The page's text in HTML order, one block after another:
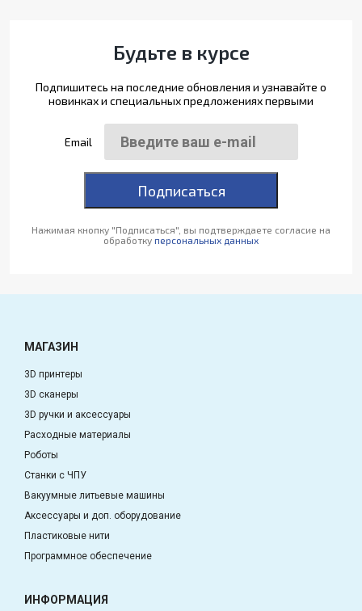
Будьте в курсе
Подпишитесь на последние обновления и узнавайте о
новинках и специальных предложениях первыми
Email
Подписаться
Нажимая кнопку "Подписаться", вы подтверждаете согласие на
обработку персональных данных
МАГАЗИН
3D принтеры
3D сканеры
3D ручки и аксессуары
Расходные материалы
Роботы
Станки с ЧПУ
Вакуумные литьевые машины
Аксессуары и доп. оборудование
Пластиковые нити
Программное обеспечение
ИНФОРМАЦИЯ